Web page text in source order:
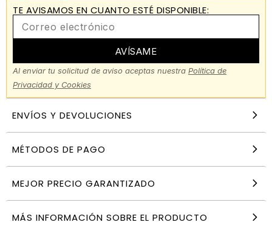
TE AVISAMOS EN CUANTO ESTÉ DISPONIBLE:
AVÍSAME
Al enviar tu solicitud de aviso aceptas nuestra Política de
Privacidad y Cookies
ENVÍOS Y DEVOLUCIONES
MÉTODOS DE PAGO
MEJOR PRECIO GARANTIZADO
MÁS INFORMACIÓN SOBRE EL PRODUCTO